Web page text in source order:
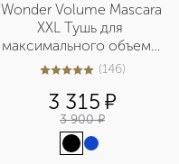
Wonder Volume Mascara
XXL Тушь для
максимального объема
ресниц
4.9из5146 (146)
3 315 ¤
3 900 ¤